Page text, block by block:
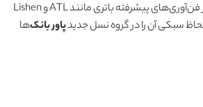
با استفاده از فن‌آوری‌های پیشرفته باتری مانند ATL و Lishen
سبکی آن را در گروه نسل جدیدپاور بانک‌ها